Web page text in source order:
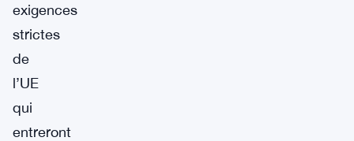
exigences
strictes
de
l’UE
qui
entreront